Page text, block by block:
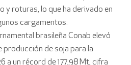
y roturas, lo que ha derivado en
cargamentos.
brasileña Conab elevó
producción de soja para la
a un récord de 177,98 Mt, cifra